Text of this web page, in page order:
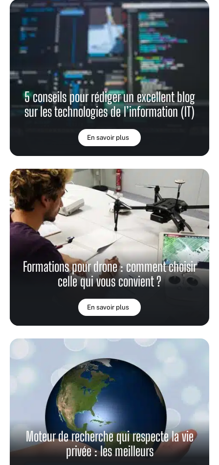
5 conseils pour rédiger un excellent blog
sur les technologies de l’information (IT)
En savoir plus
Formations pour drone : comment choisir
celle qui vous convient ?
En savoir plus
Moteur de recherche qui respecte la vie
privée : les meilleurs